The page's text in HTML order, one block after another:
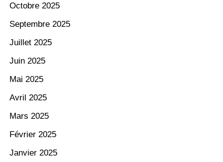
Octobre 2025
Septembre 2025
Juillet 2025
Juin 2025
Mai 2025
Avril 2025
Mars 2025
Février 2025
Janvier 2025